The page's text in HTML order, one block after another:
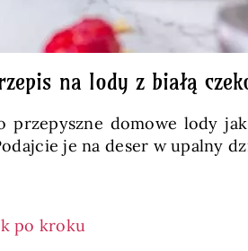
na lody z białą
przepyszne domowe lody
je na deser w upalny
po kroku